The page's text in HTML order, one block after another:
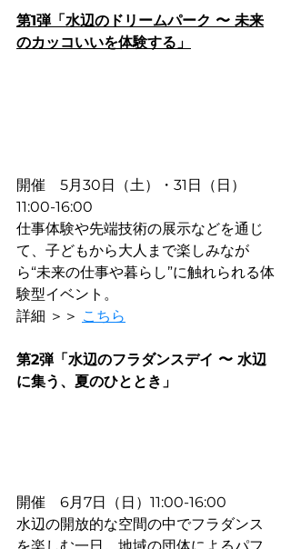
第1弾「水辺のドリームパーク 〜 未来
のカッコいいを体験する」
開催　5月30日（土）・31日（日）
11:00-16:00
仕事体験や先端技術の展示などを通じ
て、子どもから大人まで楽しみなが
ら“未来の仕事や暮らし”に触れられる体
験型イベント。
詳細 ＞＞ こちら
第2弾「水辺のフラダンスデイ 〜 水辺
に集う、夏のひととき」
開催　6月7日（日） 11:00-16:00
水辺の開放的な空間の中でフラダンス